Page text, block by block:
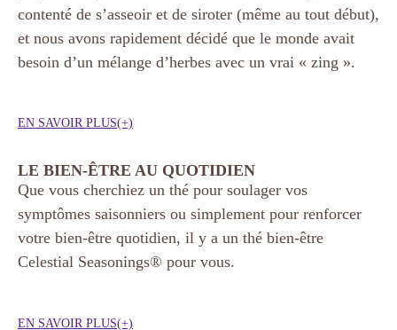
contenté de s’asseoir et de siroter (même au tout début),
et nous avons rapidement décidé que le monde avait
besoin d’un mélange d’herbes avec un vrai « zing ».
EN SAVOIR PLUS(+)
LE BIEN-ÊTRE AU QUOTIDIEN
Que vous cherchiez un thé pour soulager vos
symptômes saisonniers ou simplement pour renforcer
votre bien-être quotidien, il y a un thé bien-être
Celestial Seasonings® pour vous.
EN SAVOIR PLUS(+)